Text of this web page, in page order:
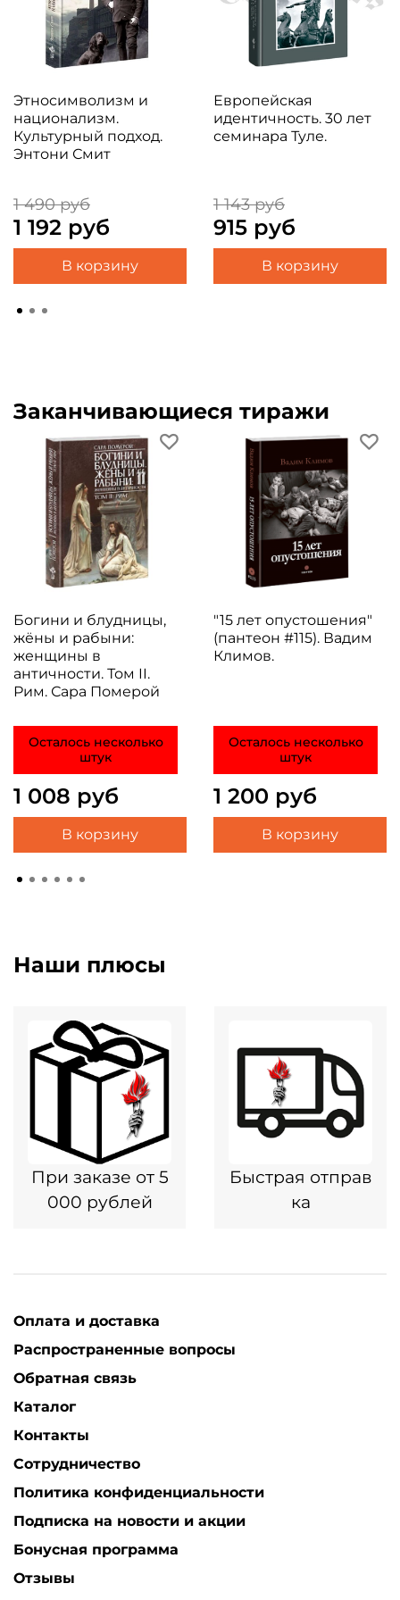
который может оказаться чрезвычайно
глубоким, подняв рассуждение о процессах
цивилизации и личное мироощущение с уровня
на уровень интересов веками длящихся семей,
родов и сообществ.
Этноcимволизм и
национализм.
Культурный подход.
Энтони Смит
1 490 руб
1 192 руб
В корзину
Европейская
идентичность. 30 лет
семинара Туле.
1 143 руб
915 руб
В корзину
Заканчивающиеся тиражи
Богини и блудницы,
жёны и рабыни:
женщины в
античности. Том II.
Рим. Сара Померой
Осталось несколько
штук
1 008 руб
В корзину
"15 лет опустошения"
(пантеон #115). Вадим
Климов.
Осталось несколько
штук
1 200 руб
В корзину
Наши плюсы
При заказе от 5
000 рублей
Быстрая отправ
ка
Оплата и доставка
Распространенные вопросы
Обратная связь
Каталог
Контакты
Сотрудничество
Политика конфиденциальности
Подписка на новости и акции
Бонусная программа
Отзывы